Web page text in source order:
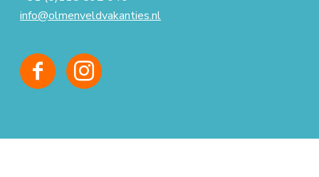
info@olmenveldvakanties.nl